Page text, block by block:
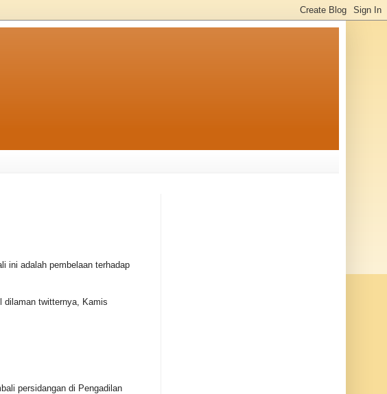
ini adalah pembelaan terhadap
dilaman twitternya, Kamis
persidangan di Pengadilan